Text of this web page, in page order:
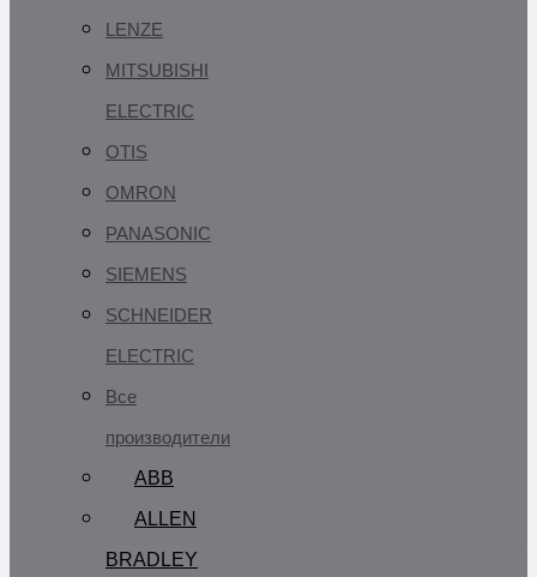
LENZE
MITSUBISHI
ELECTRIC
OTIS
OMRON
PANASONIC
SIEMENS
SCHNEIDER
ELECTRIC
Все
производители
ABB
ALLEN
BRADLEY